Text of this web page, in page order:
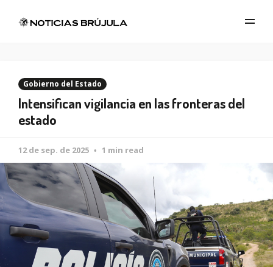
Gobierno del Estado
Intensifican vigilancia en las fronteras del
estado
12 de sep. de 2025 1 min read